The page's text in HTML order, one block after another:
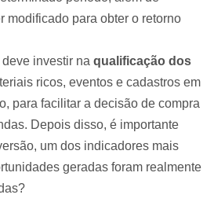
modificado para obter o retorno
investir na qualificação dos
ricos, eventos e cadastros em
para facilitar a decisão de compra
Depois disso, é importante
um dos indicadores mais
geradas foram realmente